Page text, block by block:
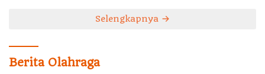
Selengkapnya
Berita Olahraga